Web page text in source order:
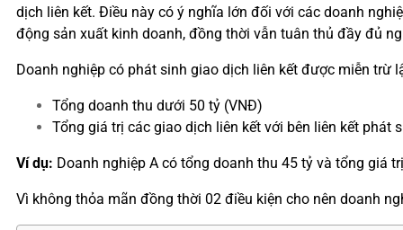
dịch liên kết. Điều này có ý nghĩa lớn đối với các doanh
động sản xuất kinh doanh, đồng thời vẫn tuân thủ đầy đủ
Doanh nghiệp có phát sinh giao dịch liên kết được miễn
Tổng doanh thu dưới 50 tỷ (VNĐ)
Tổng giá trị các giao dịch liên kết với bên liên kết phát
Ví dụ: Doanh nghiệp A có tổng doanh thu 45 tỷ và tổng giá
Vì không thỏa mãn đồng thời 02 điều kiện cho nên doanh